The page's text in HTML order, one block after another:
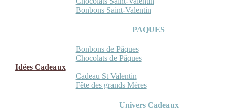
Bonbons Saint-Valentin
PAQUES
Bonbons de Pâques
Chocolats de Pâques
Idées Cadeaux
Cadeau St Valentin
Fête des grands Mères
Univers Cadeaux